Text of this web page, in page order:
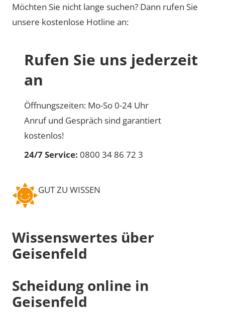
Möchten Sie nicht lange suchen? Dann rufen Sie
unsere kostenlose Hotline an:
Rufen Sie uns jederzeit
an
Öffnungszeiten: Mo-So 0-24 Uhr
Anruf und Gespräch sind garantiert
kostenlos!
24/7 Service: 0800 34 86 72 3
GUT ZU WISSEN
Wissenswertes über
Geisenfeld
Scheidung online in
Geisenfeld